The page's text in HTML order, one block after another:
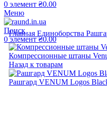
0 элемент ₴0.00
Меню
Поиск
0элемент ₴0.00
Главная Единоборства
Компрессионные штаны
Назад к товарам
Рашгард VENUM Logos